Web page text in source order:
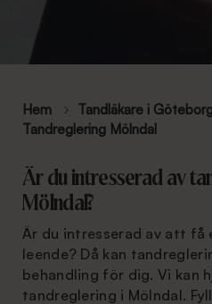
Hem Tandläkare i
Tandreglering Mölndal
Är du intresserad av
Mölndal?
Är du intresserad av att få
leende? Då kan
behandling för dig. Vi kan
tandreglering i Mölndal.